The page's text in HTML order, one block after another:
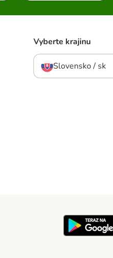
Vyberte krajinu
Slovensko / sk